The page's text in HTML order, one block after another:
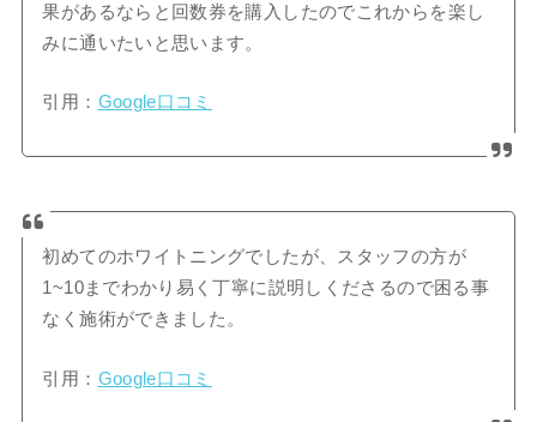
果があるならと回数券を購入したのでこれからを楽し
みに通いたいと思います。
引用： Google口コミ
初めてのホワイトニングでしたが、スタッフの方が
1~10までわかり易く丁寧に説明しくださるので困る事
なく施術ができました。
引用： Google口コミ